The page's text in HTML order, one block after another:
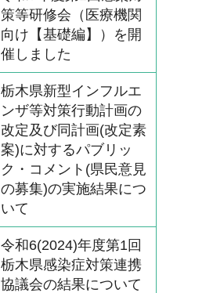
策等研修会（医療機関
向け【基礎編】）を開
催しました
栃木県新型インフルエ
ンザ等対策行動計画の
改定及び同計画(改定素
案)に対するパブリッ
ク・コメント(県民意見
の募集)の実施結果につ
いて
令和6(2024)年度第1回
栃木県感染症対策連携
協議会の結果について